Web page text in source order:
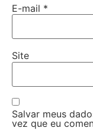
E-mail *
Site
Salvar meus
vez que eu